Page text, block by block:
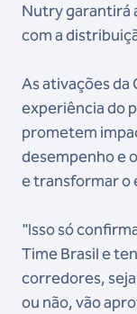
Nutry garantirá
com a
As ativações da
experiência do
prometem
desempenho e
e transformar o
"Isso só
Time Brasil e
corredores,
ou não, vão